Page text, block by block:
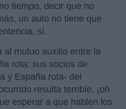
tiempo, decir que no
un auto no tiene que
sí.
al mutuo auxilio entre la
rota: sus socios de
y España rota- del
resulta terrible, ¡oh
esperar a que hablen los